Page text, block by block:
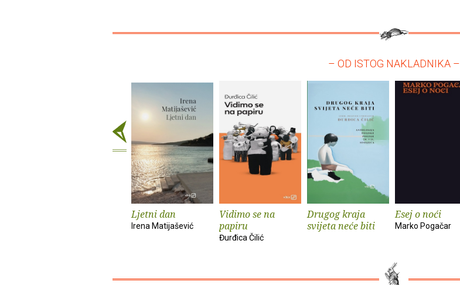
– OD ISTOG NAKLADNIKA –
Ljetni dan
Irena Matijašević
Vidimo se na
papiru
Đurđica Čilić
Drugog kraja
svijeta neće biti
Esej o noći
Marko Pogačar